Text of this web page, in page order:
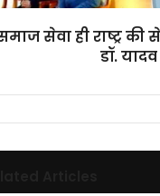
सेवा ही राष्ट्र की
डॉ. यादव